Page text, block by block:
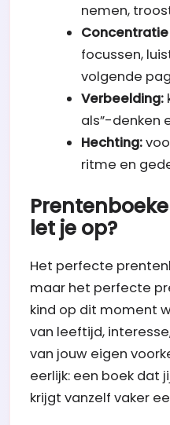
nemen,
focussen,
volgende
Verbeelding:
als”-denken
Hechting:
ritme en
let je op?
Het perfecte
maar het perfecte
kind op dit moment
van leeftijd,
van jouw eigen
eerlijk: een boek dat
krijgt vanzelf vaker